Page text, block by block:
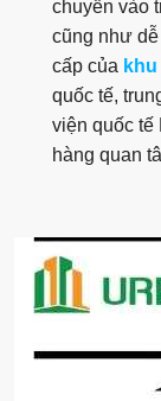
chuyển vào
cũng như
cấp của
quốc tế,
viện quốc
hàng quan